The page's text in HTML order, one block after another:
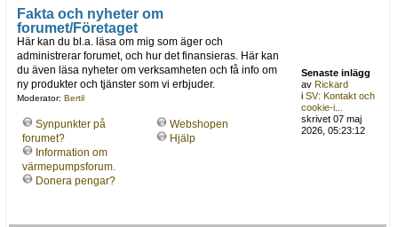
Fakta och nyheter om
forumet/Företaget
Här kan du bl.a. läsa om mig som äger och
administrerar forumet, och hur det finansieras. Här kan
du även läsa nyheter om verksamheten och få info om
ny produkter och tjänster som vi erbjuder.
Moderator: Bertil
Synpunkter på
forumet?
Information om
värmepumpsforum.
Donera pengar?
Webshopen
Hjälp
Senaste inlägg
avRickard
iSV: Kontakt och
cookie-i...
skrivet 07 maj
2026, 05:23:12